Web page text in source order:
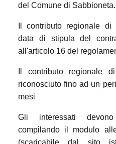
del Comune di Sabbioneta.
Il contributo regionale
data di stipula del
all'articolo 16 del
Il contributo regionale
riconosciuto fino ad un
mesi
Gli interessati
compilando il modulo
(scaricabile dal sito